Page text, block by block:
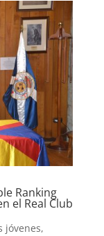
Ranking
el Real Club
jóvenes,